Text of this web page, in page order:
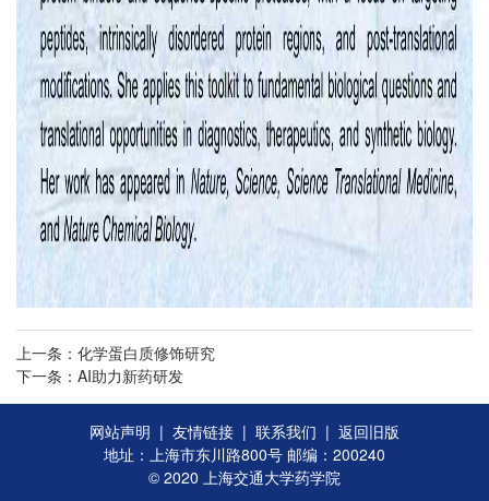
上一条：化学蛋白质修饰研究
下一条：AI助力新药研发
网站声明 | 友情链接 | 联系我们 | 返回旧版
地址：上海市东川路800号 邮编：200240
© 2020 上海交通大学药学院